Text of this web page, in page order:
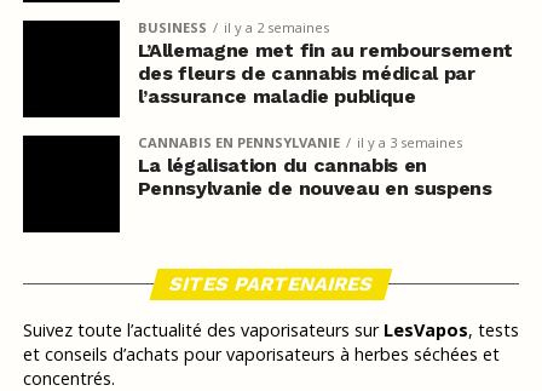
BUSINESS il y a 2 semaines
L’Allemagne met fin au remboursement
des fleurs de cannabis médical par
l’assurance maladie publique
CANNABIS EN PENNSYLVANIE il y a 3 semaines
La légalisation du cannabis en
Pennsylvanie de nouveau en suspens
SITES PARTENAIRES
Suivez toute l’actualité des vaporisateurs sur LesVapos, tests
et conseils d’achats pour vaporisateurs à herbes séchées et
concentrés.